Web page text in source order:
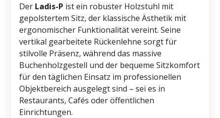
Der Ladis-P ist ein robuster Holzstuhl mit
gepolstertem Sitz, der klassische Ästhetik mit
ergonomischer Funktionalität vereint. Seine
vertikal gearbeitete Rückenlehne sorgt für
stilvolle Präsenz, während das massive
Buchenholzgestell und der bequeme Sitzkomfort
für den täglichen Einsatz im professionellen
Objektbereich ausgelegt sind – sei es in
Restaurants, Cafés oder öffentlichen
Einrichtungen.